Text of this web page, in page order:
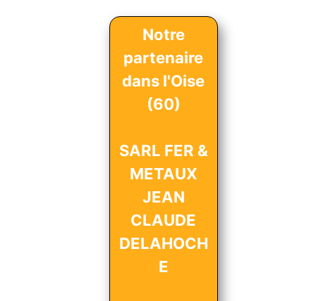
Notre
partenaire
dans l'Oise
(60)
SARL FER &
METAUX
JEAN
CLAUDE
DELAHOCH
E